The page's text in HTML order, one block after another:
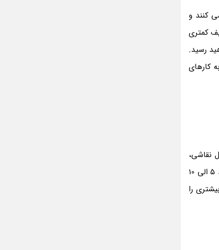
کنند و
کمتری
رسید.
کارهای
نقاشی،
، گوش دادن به موسیقی مورد علاقه تان و یا حتی کار با تلفن همراه تان نیز می باشد. شما روزانه فقط می توانید 5 الی 10
را